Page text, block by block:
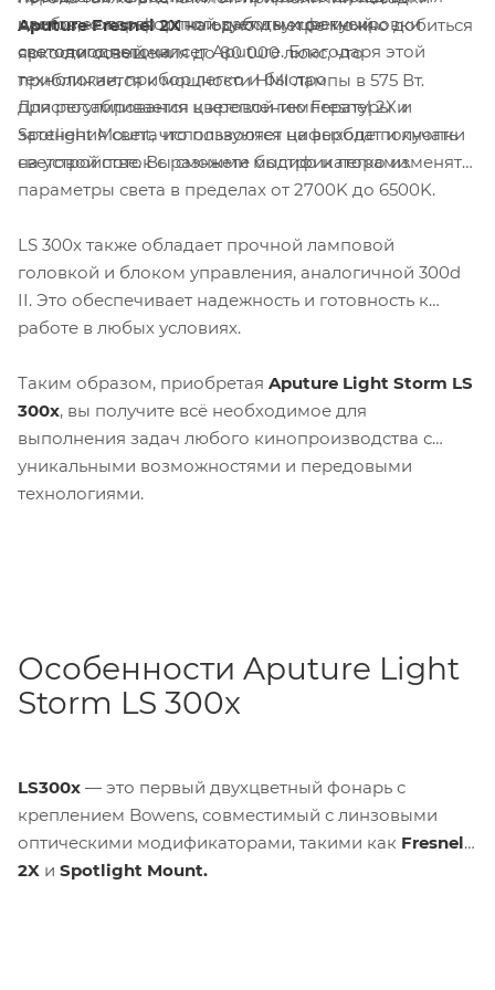
Aputure Fresnel 2Xна одном метре можно добиться
яркости освещения до 80 000 люкс, что
приближается к мощности HMI лампы в 575 Вт.
наиболее комфортной работы и фокусировки
светового потока.
цветов, которая использует двухцветный
светодиодный чипсет Aputure. Благодаря этой
технологии, прибор легко и быстро
приспосабливается к креплению Fresnel 2X и
Spotlight Mount, что позволяет на выходе получать
световой поток с разными модификаторами.
Для регулирования цветовой температуры и
затенения света используются циферблат и кнопки
на устройстве. Вы сможете быстро и легко изменять
параметры света в пределах от 2700K до 6500K.
LS 300x также обладает прочной ламповой
головкой и блоком управления, аналогичной 300d
II. Это обеспечивает надежность и готовность к
работе в любых условиях.
Таким образом, приобретая Aputure Light Storm LS
300x, вы получите всё необходимое для
выполнения задач любого кинопроизводства с
уникальными возможностями и передовыми
технологиями.
Особенности Aputure Light
Storm LS 300x
LS300x — это первый двухцветный фонарь с
креплением Bowens, совместимый с линзовыми
оптическими модификаторами, такими как Fresnel
2X и Spotlight Mount.